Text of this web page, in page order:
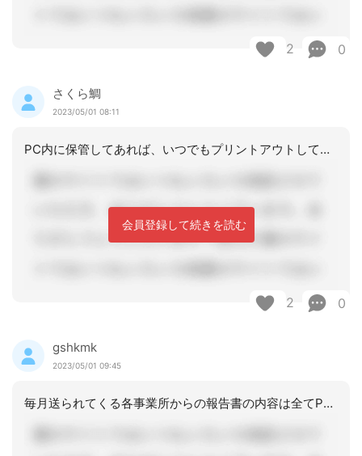
2 0
さくら鯛
2023/05/01 08:11
PC内に保管してあれば、いつでもプリントアウトして紙ベースとして活用することはで
会員登録して続きを読む
2 0
gshkmk
2023/05/01 09:45
毎月送られてくる各事業所からの報告書の内容は全てPC内に入力していません。